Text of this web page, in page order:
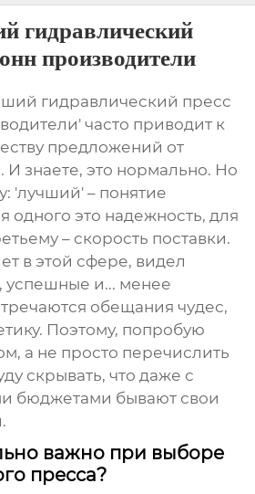
гидравлический
производители
гидравлический пресс
' часто приводит к
предложений от
И знаете, это нормально. Но
'лучший' – понятие
одного это надежность, для
– скорость поставки.
в этой сфере, видел
успешные и... менее
обещания чудес,
Поэтому, попробую
а не просто перечислить
скрывать, что даже с
бюджетами бывают свои
важно при выборе
пресса?